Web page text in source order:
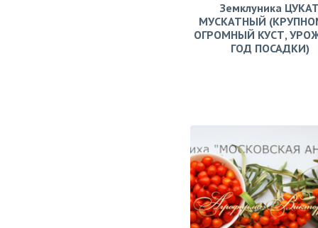
Земклуника
МУСКАТНЫЙ
ОГРОМНЫЙ КУСТ,
ГОД ПОСАДКИ)